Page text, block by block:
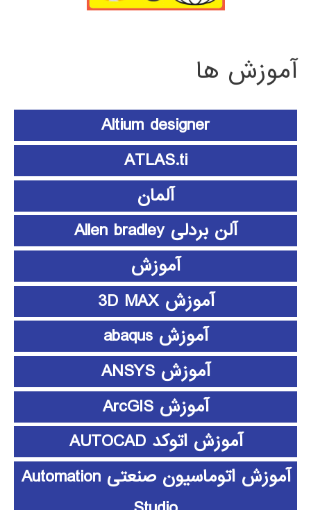
آموزش ها
Altium designer
ATLAS.ti
آلمان
آلن بردلی Allen bradley
آموزش
آموزش 3D MAX
آموزش abaqus
آموزش ANSYS
آموزش ArcGIS
آموزش اتوکد AUTOCAD
آموزش اتوماسیون صنعتی Automation